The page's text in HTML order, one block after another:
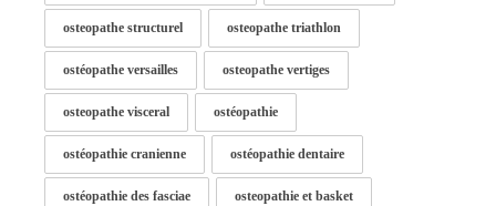
osteopathe structurel osteopathe triathlon
ostéopathe versailles osteopathe vertiges
osteopathe visceral ostéopathie
ostéopathie cranienne ostéopathie dentaire
ostéopathie des fasciae osteopathie et basket